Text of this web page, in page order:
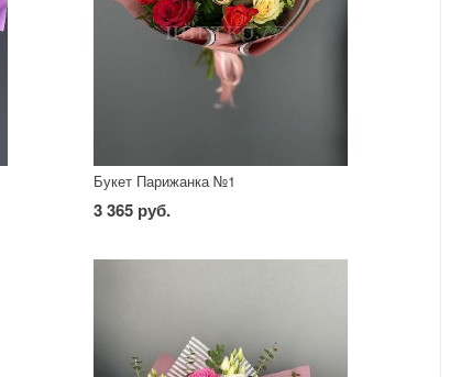
Букет Парижанка №1
3 365 руб.